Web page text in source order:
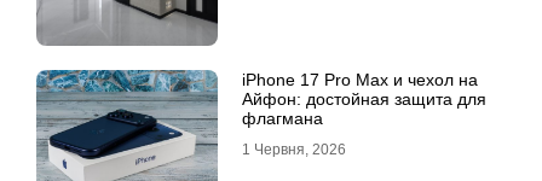
iPhone 17 Pro Max и чехол на
Айфон: достойная защита для
флагмана
1 Червня, 2026